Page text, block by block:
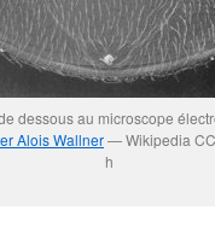
dessous au microscope
Alois Wallner— Wikipedia
h